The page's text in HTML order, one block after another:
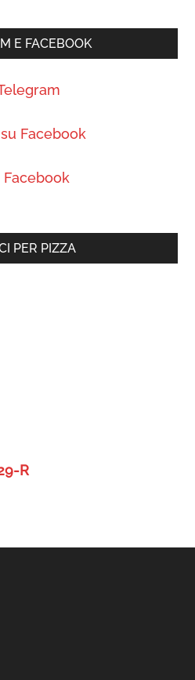
E FACEBOOK
su Facebook
Facebook
PER PIZZA
R